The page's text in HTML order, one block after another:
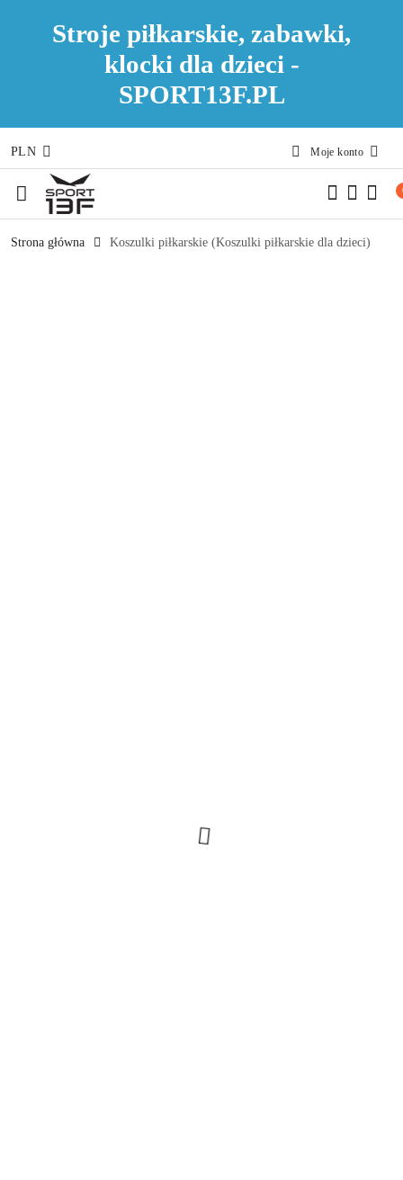
Stroje piłkarskie, zabawki,
klocki dla dzieci -
SPORT13F.PL
Przejdź do treści głównej
Przejdź do wyszukiwarki
Przejdź do moje konto
Przejdź do menu głównego
Przejdź do opisu produktu
Przejdź do stopki
PLN Moje konto
Strona główna Koszulki piłkarskie (Koszulki piłkarskie dla dzieci)